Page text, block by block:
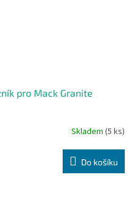
pro Mack Granite
Skladem (5 ks)
Do košíku